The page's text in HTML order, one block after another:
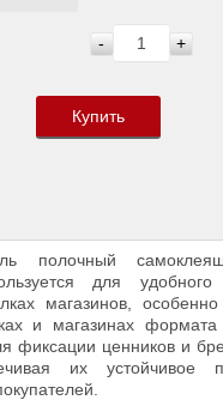
- +
Купить
полочный
для удобного
магазинов,
и магазинах
фиксации ценников и
их устойчивое